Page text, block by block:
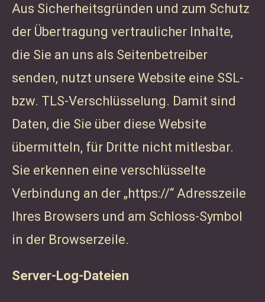
Aus Sicherheitsgründen und zum Schutz
der Übertragung vertraulicher Inhalte,
die Sie an uns als Seitenbetreiber
senden, nutzt unsere Website eine SSL-
bzw. TLS-Verschlüsselung. Damit sind
Daten, die Sie über diese Website
übermitteln, für Dritte nicht mitlesbar.
Sie erkennen eine verschlüsselte
Verbindung an der „https://“ Adresszeile
Ihres Browsers und am Schloss-Symbol
in der Browserzeile.
Server-Log-Dateien